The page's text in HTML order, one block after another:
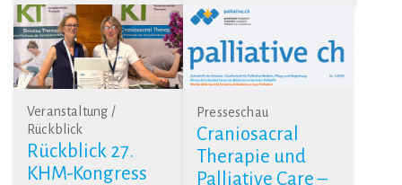
Veranstaltung /
Rückblick
Rückblick 27.
KHM-Kongress
Presseschau
Craniosacral
Therapie und
Palliative Care –